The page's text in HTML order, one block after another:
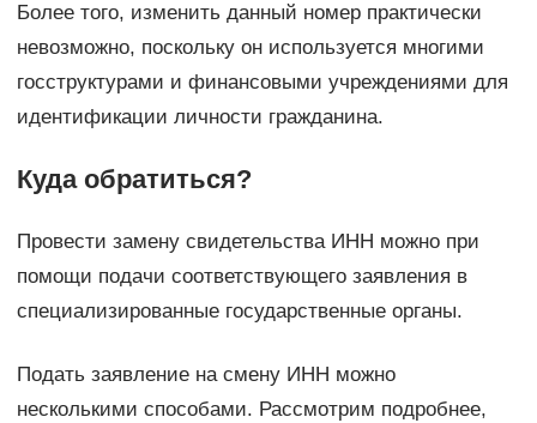
Более того, изменить данный номер практически
невозможно, поскольку он используется многими
госструктурами и финансовыми учреждениями для
идентификации личности гражданина.
Куда обратиться?
Провести замену свидетельства ИНН можно при
помощи подачи соответствующего заявления в
специализированные государственные органы.
Подать заявление на смену ИНН можно
несколькими способами. Рассмотрим подробнее,